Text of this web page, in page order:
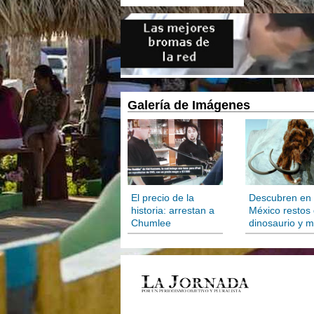
Galería de Imágenes
El precio de la
historia: arrestan a
Chumlee
Descubren en
México restos
dinosaurio y